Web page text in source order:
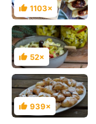
Hodnocení
1103×
Hodnocení
52×
Hodnocení
939×